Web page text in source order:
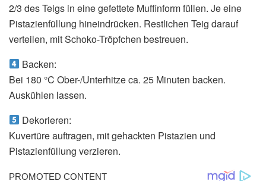
2/3 des Teigs in eine gefettete Muffinform füllen. Je eine
Pistazienfüllung hineindrücken. Restlichen Teig darauf
verteilen, mit Schoko-Tröpfchen bestreuen.
Backen:
Bei 180 °C Ober-/Unterhitze ca. 25 Minuten backen.
Auskühlen lassen.
Dekorieren:
Kuvertüre auftragen, mit gehackten Pistazien und
Pistazienfüllung verzieren.